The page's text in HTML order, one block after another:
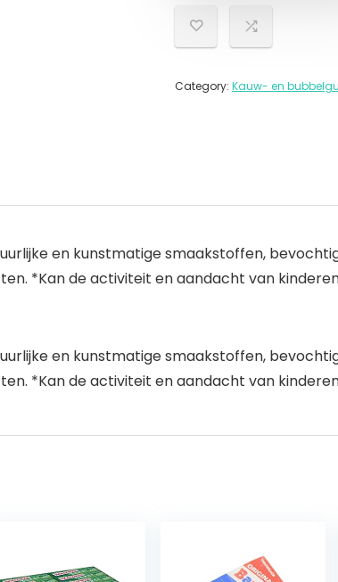
Category: Kauw- en
en kunstmatige smaakstoffen,
*Kan de activiteit en aandacht van
en kunstmatige smaakstoffen,
*Kan de activiteit en aandacht van